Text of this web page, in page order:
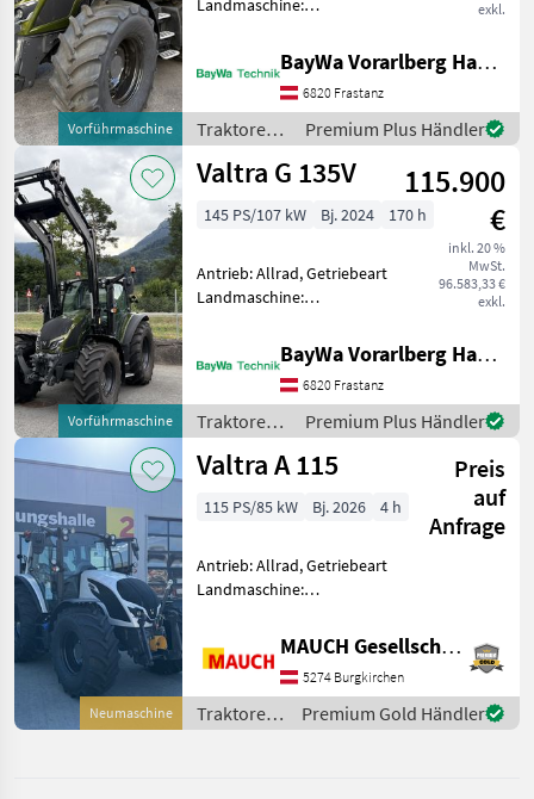
Vorführmaschine
exkl.
Landmaschine:
Plattform: Kabine,
Zapfwellendrehzahl:
540/540E/1000,
Höchstgeschwindigkeit in
km/h: 40 km/h,
Bolzengröße A
BayWa Vorarlberg HandelsGmbH BayWa Technik
6820 Frastanz
Traktoren /
Valtra
Premium Plus Händler
Vorführmaschine
Valtra G 135V
115.900
€
inkl. 20 %
MwSt.
96.583,33 €
exkl.
145 PS/107 kW Bj. 2024 170 h
Antrieb: Allrad, Getriebeart
Landmaschine:
Plattform: Kabine,
Zapfwellendrehzahl:
540/540E/1000,
Höchstgeschwindigkeit in
km/h: 40 km/h, Aufladung:
Tu
BayWa Vorarlberg HandelsGmbH BayWa Technik
6820 Frastanz
Traktoren /
Valtra
Premium Plus Händler
Neumaschine
Valtra A 115
Preis
auf
Anfrage
115 PS/85 kW Bj. 2026 4 h
Antrieb: Allrad, Getriebeart
Landmaschine:
Plattform: Kabine,
Zapfwellendrehzahl:
540/540E/1000,
Höchstgeschwindigkeit in
km/h: 40 km/h, Aufladung:
MAUCH Gesellschaft m.b.H. & Co.KG
5274 Burgkirchen
Traktoren
/ Valtra
Premium Gold Händler